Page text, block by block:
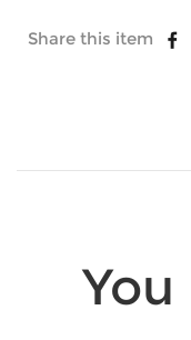
Share this item